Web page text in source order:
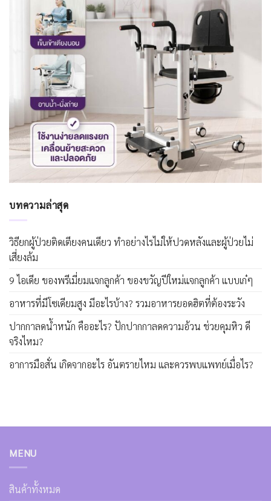
บทความล่าสุด
วิธียกผู้ป่วยติดเตียงคนเดียว ทำอย่างไรไม่ให้ปวดหลังและผู้ป่วยไม่
เสี่ยงล้ม
9 ไอเดีย ของพรีเมี่ยมแจกลูกค้า ของขวัญปีใหม่แจกลูกค้า แบบเก๋ๆ
อาหารที่มีโซเดียมสูง มีอะไรบ้าง? รวมอาหารยอดฮิตที่ต้องระวัง
ปากกาลดน้ำหนัก คืออะไร? ปักปากกาลดความอ้วน ช่วยคุมหิว ดี
จริงไหม?
อาการมือสั่น เกิดจากอะไร อันตรายไหม และควรพบแพทย์เมื่อไร?
MENU
สินค้าทั้งหมด